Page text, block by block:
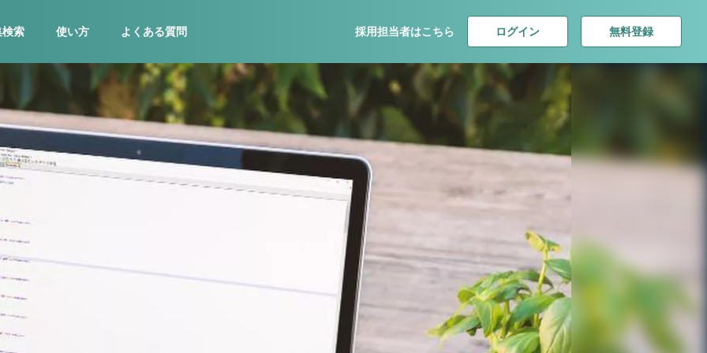
検索 使い方 よくある質問 採用担当者はこちら ログイン 無料登録